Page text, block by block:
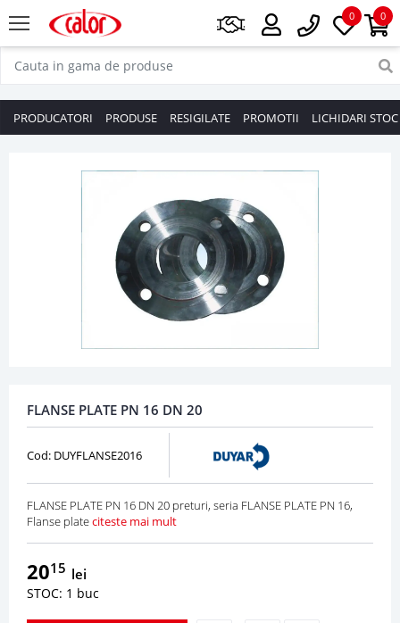
0
0
PRODUCATORI PRODUSE RESIGILATE PROMOTII LICHIDARI STOC
FLANSE PLATE PN 16 DN 20
Cod: DUYFLANSE2016
FLANSE PLATE PN 16 DN 20 preturi, seria FLANSE PLATE PN 16,
Flanse plateciteste mai mult
2015 lei
STOC: 1 buc